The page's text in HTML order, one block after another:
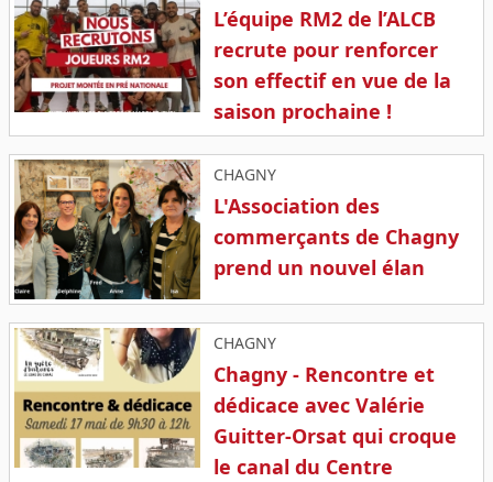
L’équipe RM2 de l’ALCB
recrute pour renforcer
son effectif en vue de la
saison prochaine !
CHAGNY
L'Association des
commerçants de Chagny
prend un nouvel élan
CHAGNY
Chagny - Rencontre et
dédicace avec Valérie
Guitter-Orsat qui croque
le canal du Centre